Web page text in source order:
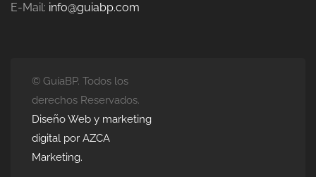
E-Mail: info@guiabp.com
© GuíaBP. Todos los
derechos Reservados.
Diseño Web y marketing
digital por AZCA
Marketing.